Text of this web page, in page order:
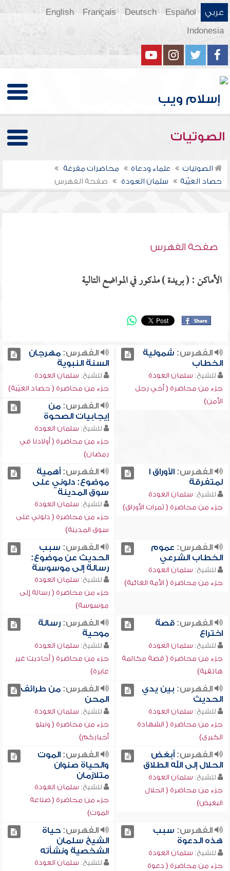
عربي Español
Deutsch
Français
English
Indonesia
الصوتيات
الصوتيات علماء ودعاة
محاضرات مفرغة
حصاد الغَيْبَة
سلمان العودة صفحة الفهرس
صفحة الفهرس
الأماكن : ( بريدة ) مذكور في المواضع التالية
الفهرس: شمولية
الخطاب
للشيخ: سلمان العودة
جزء من محاضرة ( أخي رجل
الأمن)
الفهرس:مهرجان
السنة النبوية
للشيخ: سلمان العودة
جزء من محاضرة ( حصاد الغَيْبَة)
الفهرس:من
إيجابيات الصحوة
للشيخ: سلمان العودة
جزء من محاضرة ( أولادنا في
رمضان)
الفهرس:الأوراق ا
لمتفرقة
للشيخ: سلمان العودة
جزء من محاضرة ( ثمرات الأوراق)
الفهرس:أهمية
موضوع: دلوني على
سوق المدينة
للشيخ: سلمان العودة
جزء من محاضرة ( دلوني على
سوق المدينة)
الفهرس: عموم
الخطاب الشرعي
للشيخ: سلمان العودة
جزء من محاضرة ( الأمة الغائبة)
الفهرس: سبب
الحديث عن موضوع:
رسالة إلى موسوسة
للشيخ: سلمان العودة
جزء من محاضرة ( رسالة إلى
موسوسة)
الفهرس:قصة
اختراع
للشيخ: سلمان العودة
جزء من محاضرة ( قصة مكالمة
هاتفية)
الفهرس:رسالة
موحية
للشيخ: سلمان العودة
جزء من محاضرة ( أحاديث غير
عابرة)
الفهرس: بين يدي
الحديث
للشيخ: سلمان العودة
جزء من محاضرة ( الشهادة
الكبرى)
الفهرس:من طرائف
المحن
للشيخ: سلمان العودة
جزء من محاضرة ( ونبلو
أخباركم)
الفهرس:أبغض
الحلال إلى الله الطلاق
للشيخ: سلمان العودة
جزء من محاضرة ( الحلال
البغيض)
الفهرس:الموت
والحياة صنوان
متلازمان
للشيخ: سلمان العودة
جزء من محاضرة ( صناعة
الموت)
الفهرس: سبب
هذه الدعوة
للشيخ: سلمان العودة
جزء من محاضرة ( دعوة
الفهرس:حياة
الشيخ سلمان
الشخصية ونشأته
للشيخ: سلمان العودة